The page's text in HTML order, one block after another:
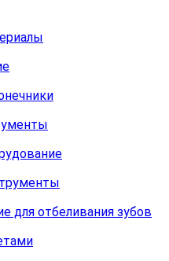
для отбеливания зубов